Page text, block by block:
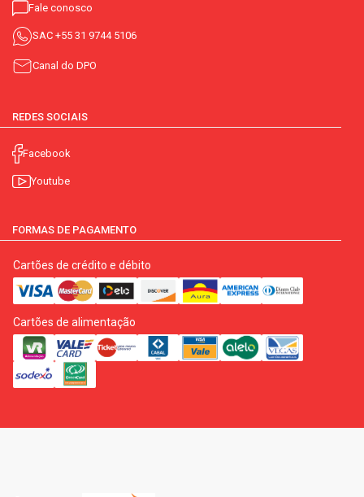
Fale conosco
SAC +55 31 9744 5106
Canal do DPO
REDES SOCIAIS
Facebook
Youtube
FORMAS DE PAGAMENTO
Cartões de crédito e débito
Cartões de alimentação